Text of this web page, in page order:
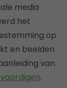
media
het
op
en beelden
van